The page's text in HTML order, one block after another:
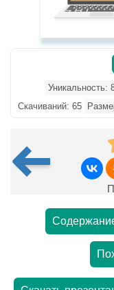
Уникальность:
Скачиваний: 65